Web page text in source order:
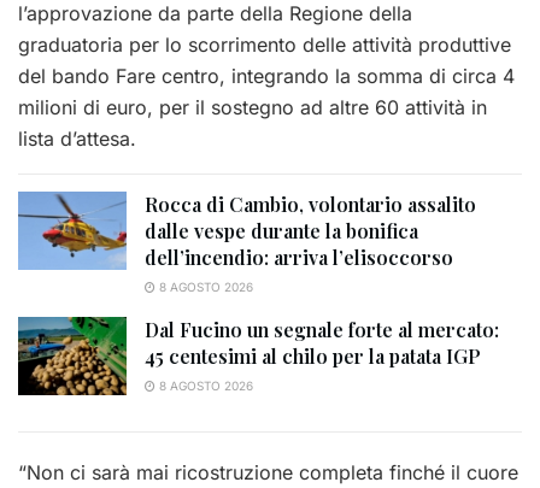
l’approvazione da parte della Regione della
graduatoria per lo scorrimento delle attività produttive
del bando Fare centro, integrando la somma di circa 4
milioni di euro, per il sostegno ad altre 60 attività in
lista d’attesa.
Rocca di Cambio, volontario assalito
dalle vespe durante la bonifica
dell’incendio: arriva l’elisoccorso
8 AGOSTO 2026
Dal Fucino un segnale forte al mercato:
45 centesimi al chilo per la patata IGP
8 AGOSTO 2026
“Non ci sarà mai ricostruzione completa finché il cuore